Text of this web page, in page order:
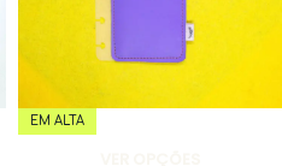
EM ALTA